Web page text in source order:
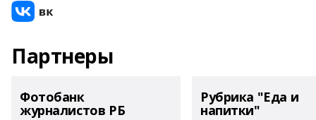
Партнеры
Фотобанк
журналистов РБ
Рубрика "Еда и
напитки"